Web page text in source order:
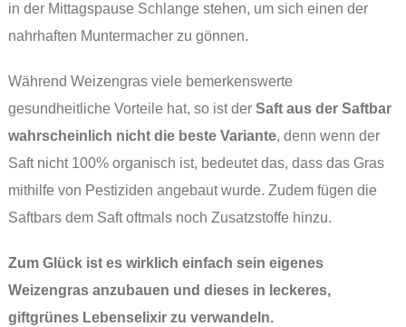
in der Mittagspause Schlange stehen, um sich einen der
nahrhaften Muntermacher zu gönnen.
Während Weizengras viele bemerkenswerte
gesundheitliche Vorteile hat, so ist der Saft aus der Saftbar
wahrscheinlich nicht die beste Variante, denn wenn der
Saft nicht 100% organisch ist, bedeutet das, dass das Gras
mithilfe von Pestiziden angebaut wurde. Zudem fügen die
Saftbars dem Saft oftmals noch Zusatzstoffe hinzu.
Zum Glück ist es wirklich einfach sein eigenes
Weizengras anzubauen und dieses in leckeres,
giftgrünes Lebenselixir zu verwandeln.